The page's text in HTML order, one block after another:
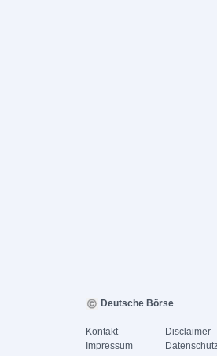
Deutsche Börse
Kontakt
Impressum
Disclaimer